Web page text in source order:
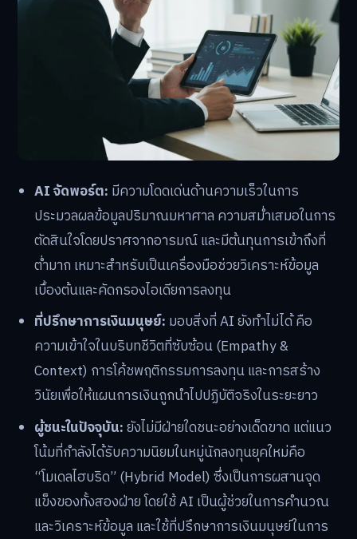
AI จัดพอร์ต: มีความโดดเด่นด้านความเร็วในการ
ประมวลผลข้อมูลปริมาณมหาศาล ความสม่ำเสมอในการ
ตัดสินใจโดยปราศจากอารมณ์ และมีต้นทุนการเข้าถึงที่
ต่ำมาก เหมาะสำหรับเป็นเครื่องมือช่วยวิเคราะห์ข้อมูล
เบื้องต้นและคัดกรองไอเดียการลงทุน
ที่ปรึกษาการเงินมนุษย์: มอบสิ่งที่ AI ยังทำไม่ได้ คือ
ความเข้าใจในบริบทชีวิตที่ซับซ้อน (Empathy &
Context) การโค้ชพฤติกรรมการลงทุน และการสร้าง
วินัยเพื่อให้แผนการเงินถูกนำไปปฏิบัติจริงในระยะยาว
ผู้ชนะในปัจจุบัน:ยังไม่มีฝ่ายใดชนะอย่างเด็ดขาด แต่แนว
โน้มที่กำลังได้รับความนิยมในหมู่นักลงทุนยุคใหม่คือ
“โมเดลไฮบริด” (Hybrid Model) ซึ่งเป็นการผสานจุด
แข็งของทั้งสองฝ่าย โดยใช้ AI เป็นผู้ช่วยในการคำนวณ
และวิเคราะห์ข้อมูล และใช้ที่ปรึกษาการเงินมนุษย์ในการ